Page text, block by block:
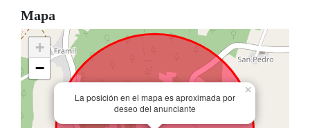
Mapa
La posición en el mapa es aproximada por
deseo del anunciante
×
+
−